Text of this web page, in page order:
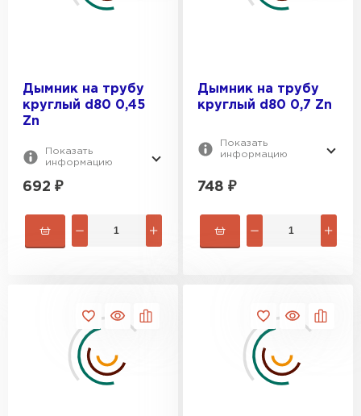
Дымник на трубу
круглый d80 0,45
Zn
Показать
информацию
692 ₽
Дымник на трубу
круглый d80 0,7 Zn
Показать
информацию
748 ₽